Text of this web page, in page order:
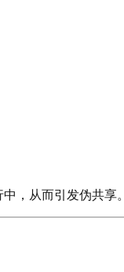
，从而引发伪共享。